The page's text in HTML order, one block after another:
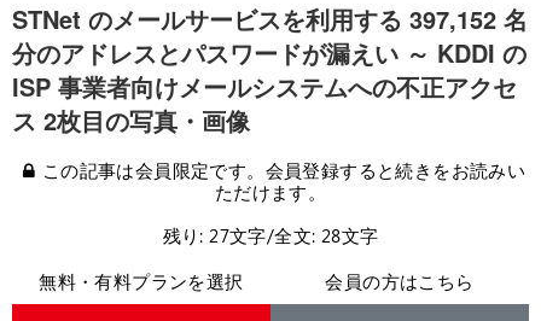
STNet のメールサービスを利用する 397,152 名
分のアドレスとパスワードが漏えい ～ KDDI の
ISP 事業者向けメールシステムへの不正アクセ
ス 2枚目の写真・画像
この記事は会員限定です。会員登録すると続きをお読みい
ただけます。
残り: 27文字/全文: 28文字
無料・有料プランを選択
会員の方はこちら